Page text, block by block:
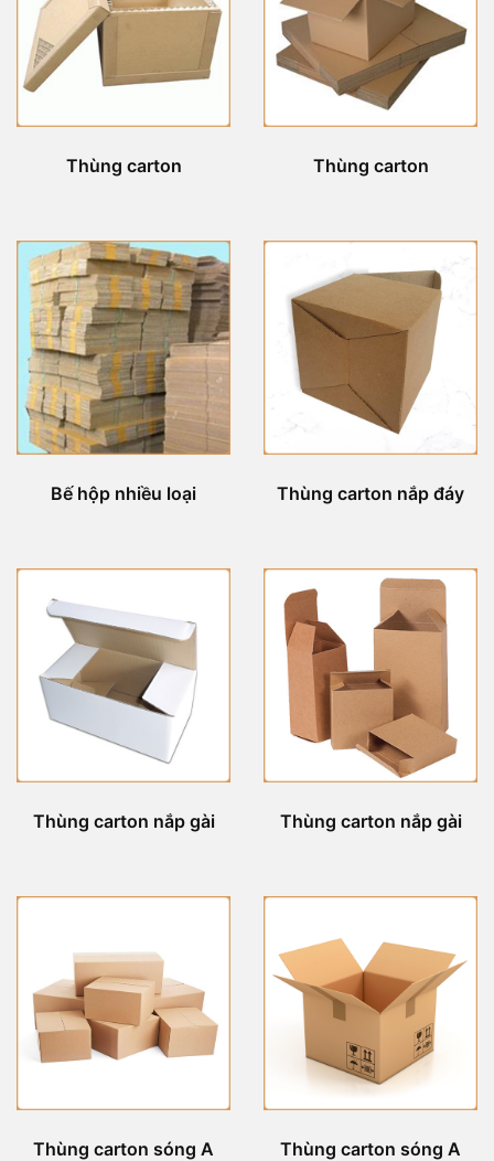
Thùng carton Thùng carton
Bế hộp nhiều loại Thùng carton nắp đáy
Thùng carton nắp gài Thùng carton nắp gài
Thùng carton sóng A Thùng carton sóng A